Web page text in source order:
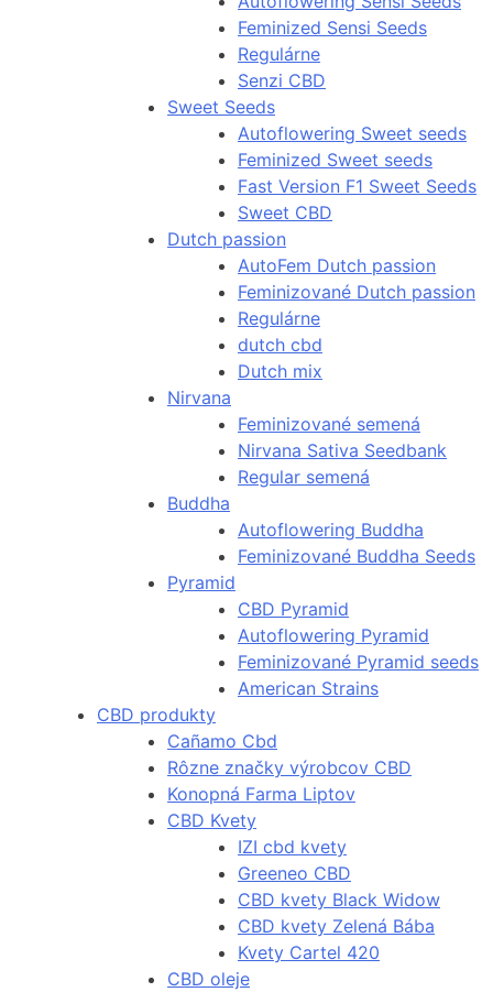
Feminized Sensi Seeds
Regulárne
Senzi CBD
Sweet Seeds
Autoflowering Sweet seeds
Feminized Sweet seeds
Fast Version F1 Sweet Seeds
Sweet CBD
Dutch passion
AutoFem Dutch passion
Feminizované Dutch passion
Regulárne
dutch cbd
Dutch mix
Nirvana
Feminizované semená
Nirvana Sativa Seedbank
Regular semená
Buddha
Autoflowering Buddha
Feminizované Buddha Seeds
Pyramid
CBD Pyramid
Autoflowering Pyramid
Feminizované Pyramid seeds
American Strains
CBD produkty
Cañamo Cbd
Rôzne značky výrobcov CBD
Konopná Farma Liptov
CBD Kvety
IZI cbd kvety
Greeneo CBD
CBD kvety Black Widow
CBD kvety Zelená Bába
Kvety Cartel 420
CBD oleje